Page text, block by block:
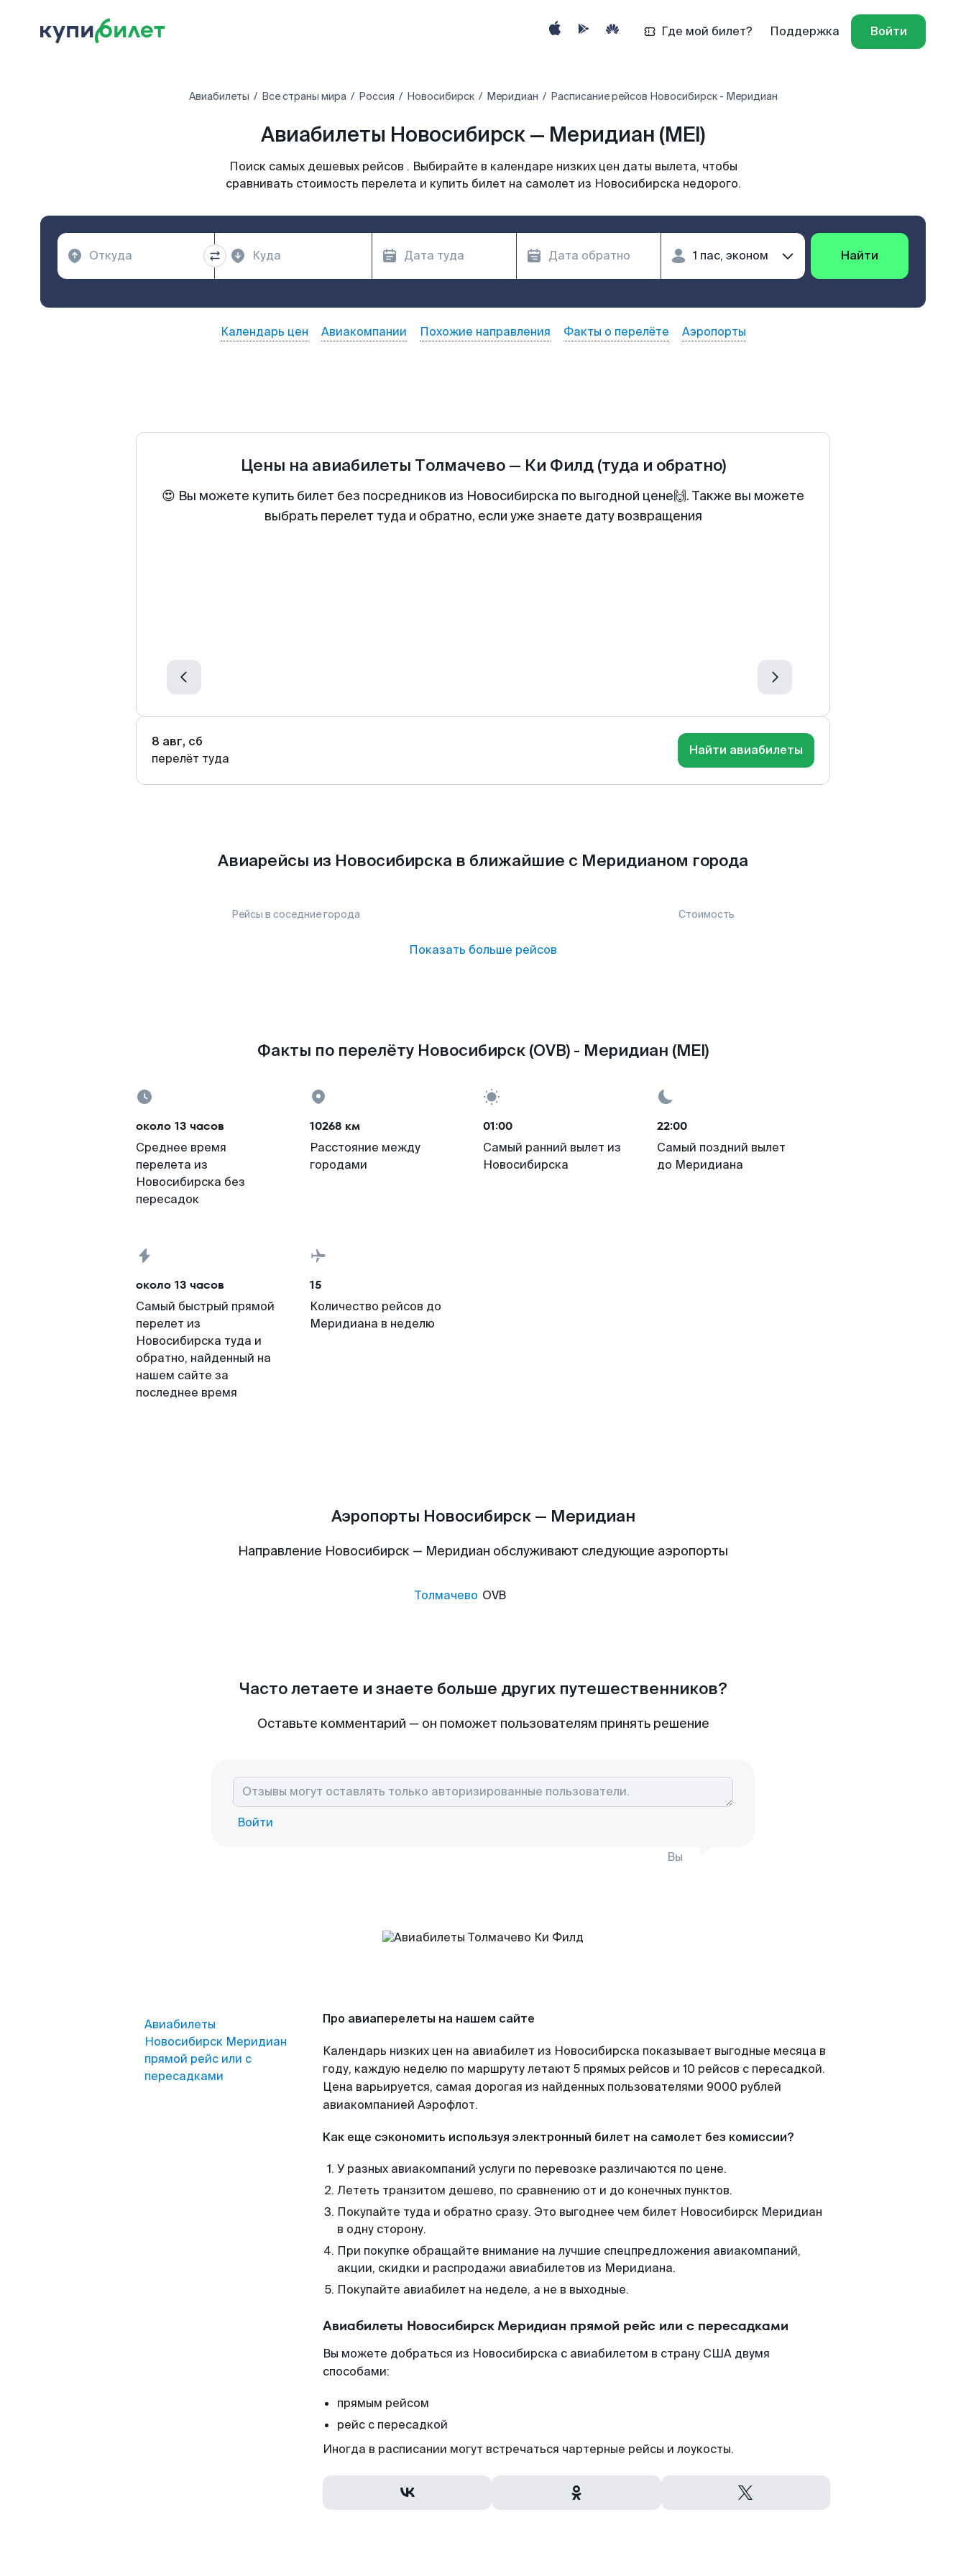
Где мой билет? Поддержка Войти
Авиабилеты Все страны мира Россия Новосибирск Меридиан Расписание рейсов Новосибирск - Меридиан
Авиабилеты Новосибирск — Меридиан (MEI)
Поиск самых дешевых рейсов . Выбирайте в календаре низких цен даты вылета, чтобы
сравнивать стоимость перелета и купить билет на самолет из Новосибирска недорого.
Найти
Календарь цен Авиакомпании Похожие направления Факты о перелёте Аэропорты
Цены на авиабилеты Толмачево— Ки Филд (туда и обратно)
😍 Вы можете купить билет без посредников из Новосибирска по выгодной цене🙌. Также вы можете
выбрать перелет туда и обратно, если уже знаете дату возвращения
8 авг, сб
перелёт туда
Найти авиабилеты
Авиарейсы из Новосибирска в ближайшие с Меридианом города
Рейсы в соседние города Стоимость
Показать больше рейсов
Факты по перелёту Новосибирск (OVB) - Меридиан (MEI)
около 13 часов
Среднее время
перелета из
Новосибирска без
пересадок
10268 км
Расстояние между
городами
01:00
Самый ранний вылет из
Новосибирска
22:00
Самый поздний вылет
до Меридиана
около 13 часов
Самый быстрый прямой
перелет из
Новосибирска туда и
обратно, найденный на
нашем сайте за
последнее время
15
Количество рейсов до
Меридиана в неделю
Аэропорты Новосибирск — Меридиан
Направление Новосибирск — Меридиан обслуживают следующие аэропорты
Толмачево OVB
Часто летаете и знаете больше других путешественников?
Оставьте комментарий — он поможет пользователям принять решение
Войти
Вы
Авиабилеты
Новосибирск Меридиан
прямой рейс или с
пересадками
Про авиаперелеты на нашем сайте
Календарь низких цен на авиабилет из Новосибирска показывает выгодные месяца в
году, каждую неделю по маршруту летают 5 прямых рейсов и 10 рейсов с пересадкой.
Цена варьируется, самая дорогая из найденных пользователями 9000 рублей
авиакомпанией Аэрофлот.
Как еще сэкономить используя электронный билет на самолет без комиссии?
У разных авиакомпаний услуги по перевозке различаются по цене.
Лететь транзитом дешево, по сравнению от и до конечных пунктов.
Покупайте туда и обратно сразу. Это выгоднее чем билет Новосибирск Меридиан
в одну сторону.
При покупке обращайте внимание на лучшие спецпредложения авиакомпаний,
акции, скидки и распродажи авиабилетов из Меридиана.
Покупайте авиабилет на неделе, а не в выходные.
Авиабилеты Новосибирск Меридиан прямой рейс или с пересадками
Вы можете добраться из Новосибирска с авиабилетом в страну США двумя
способами:
прямым рейсом
рейс с пересадкой
Иногда в расписании могут встречаться чартерные рейсы и лоукосты.